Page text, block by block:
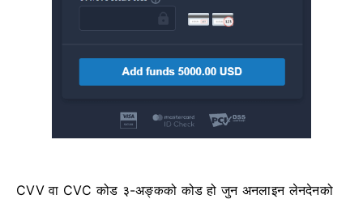
CVV वा СVС कोड ३-अङ्कको कोड हो जुन अनलाइन लेनदेनको